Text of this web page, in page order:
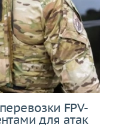
FPV-
для атак